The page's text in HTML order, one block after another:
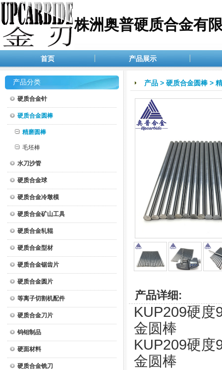
株洲奥普硬质合金有
首页 产品展示
产品分类
硬质合金针
硬质合金圆棒
精磨圆棒
毛坯棒
水刀沙管
硬质合金球
硬质合金冷墩模
硬质合金矿山工具
硬质合金轧辊
硬质合金型材
硬质合金锯齿片
硬质合金圆片
等离子切割机配件
硬质合金刀片
钨钼制品
硬面材料
硬质合金铣刀
产品 > 硬质合金圆棒 >
产品详细:
KUP209硬度
金圆棒
KUP209硬度
金圆棒